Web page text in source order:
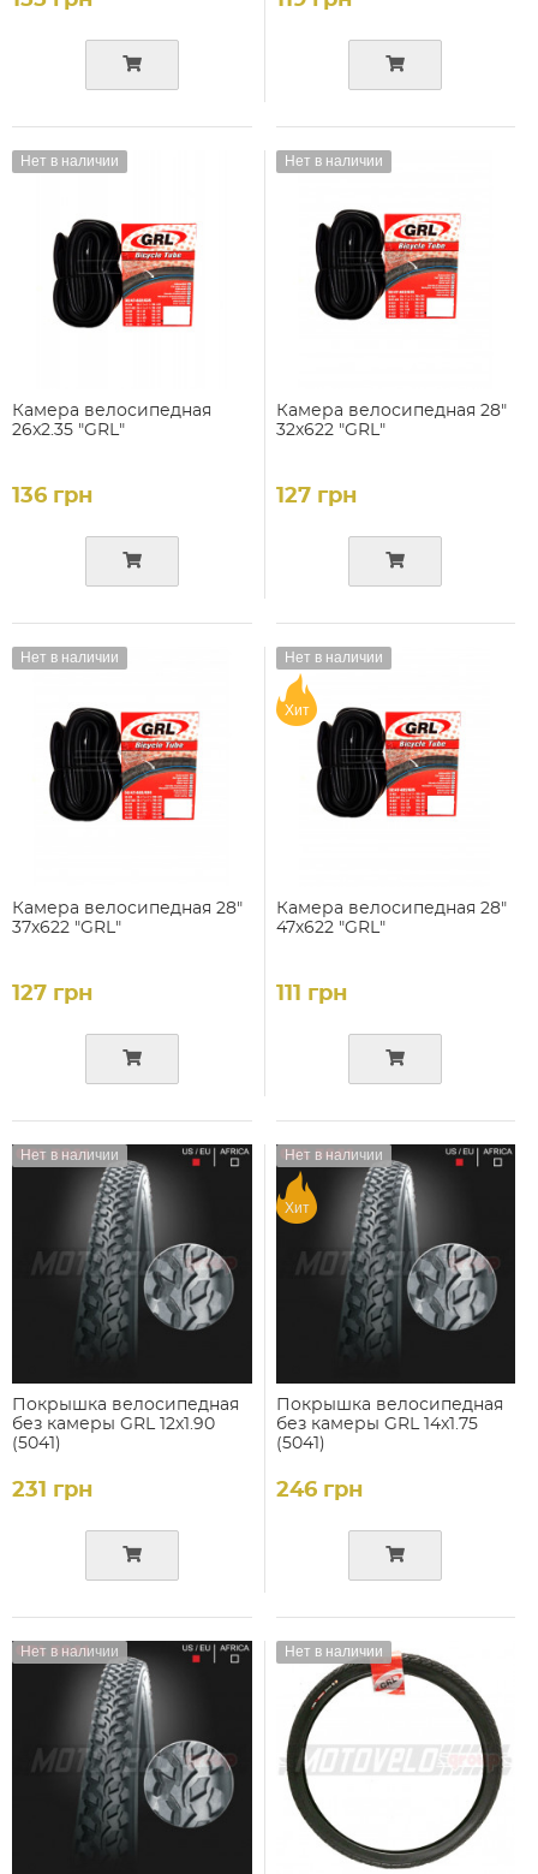
Камера велосипедная
26x2.35 "GRL"
Нет в наличии
136 грн
Камера велосипедная 28"
32х622 "GRL"
Нет в наличии
127 грн
Камера велосипедная 28"
37х622 "GRL"
Нет в наличии
127 грн
Камера велосипедная 28"
47х622 "GRL"
Нет в наличии
Хит
111 грн
Покрышка велосипедная
без камеры GRL 12x1.90
(5041)
Нет в наличии
231 грн
Покрышка велосипедная
без камеры GRL 14x1.75
(5041)
Нет в наличии
Хит
246 грн
Нет в наличии Нет в наличии